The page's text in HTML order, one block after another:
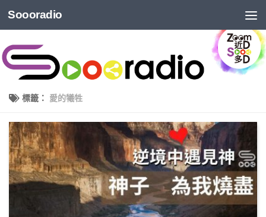
Soooradio
標籤： 愛的犧牲